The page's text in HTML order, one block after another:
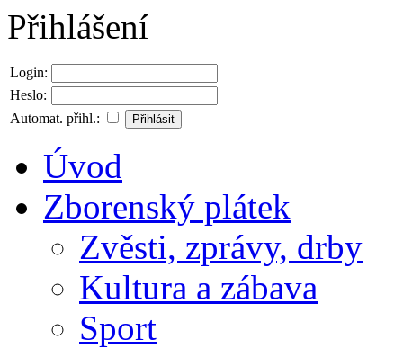
Přihlášení
Login:
Heslo:
Automat. přihl.:
Úvod
Zborenský plátek
Zvěsti, zprávy, drby
Kultura a zábava
Sport